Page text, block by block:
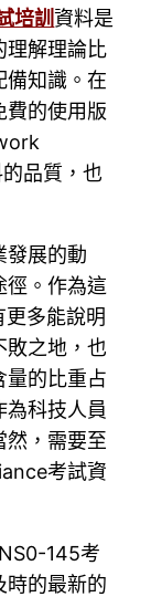
培訓資料是
理解理論比
備知識。在
費的使用版
品質，也
發展的動
徑。作為這
多能說明
敗之地，也
量的比重占
為科技人員
然，需要至
考試資
145考
時的最新的